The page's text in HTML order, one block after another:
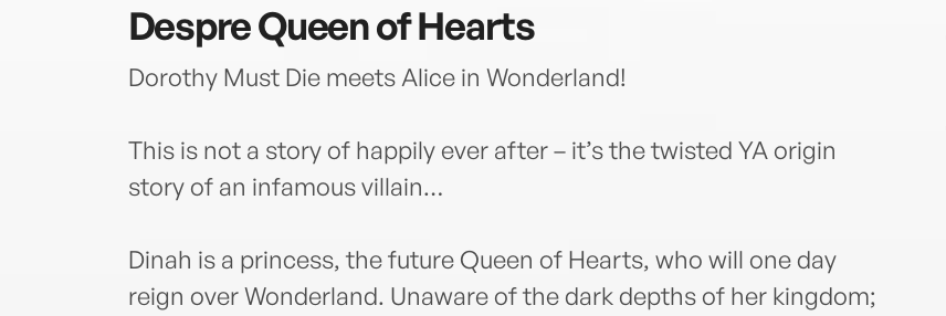
DespreQueen of Hearts
Dorothy Must Die meets Alice in Wonderland!
This is not a story of happily ever after – it’s the twisted YA origin
story of an infamous villain…
Dinah is a princess, the future Queen of Hearts, who will one day
reign over Wonderland. Unaware of the dark depths of her kingdom;